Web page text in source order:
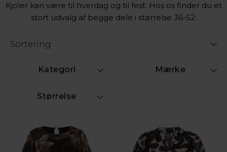
Kjoler kan være til hverdag og til fest. Hos os finder du et
stort udvalg af begge dele i størrelse 36-52.
Kategori Mærke
Størrelse